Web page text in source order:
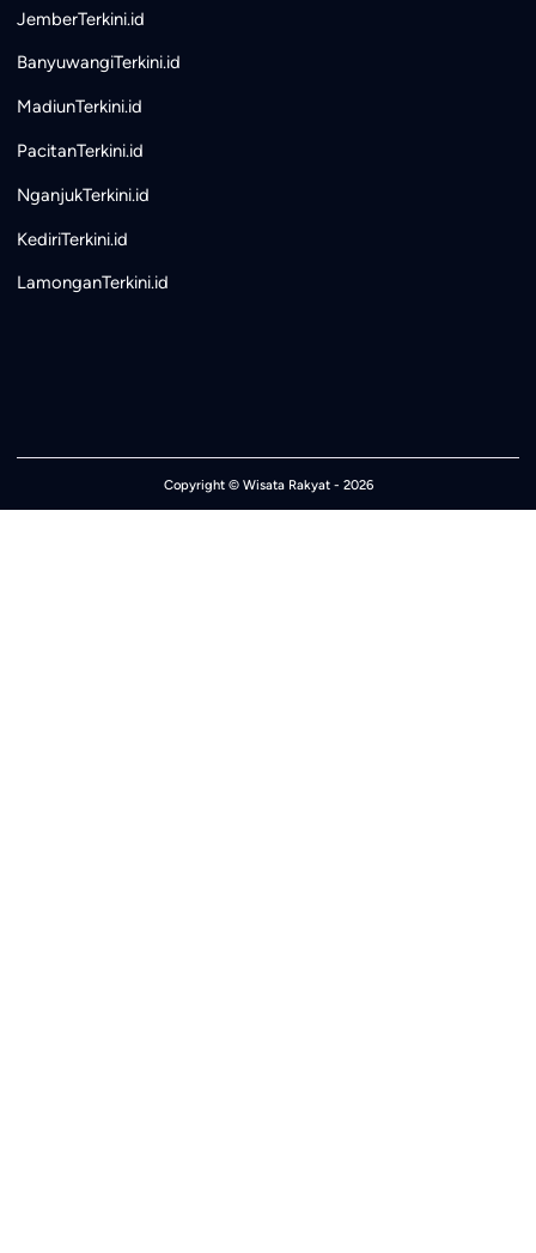
JemberTerkini.id
BanyuwangiTerkini.id
MadiunTerkini.id
PacitanTerkini.id
NganjukTerkini.id
KediriTerkini.id
LamonganTerkini.id
Copyright © Wisata Rakyat- 2026